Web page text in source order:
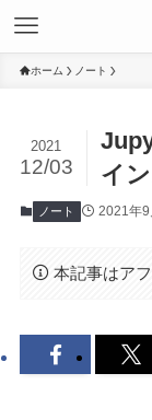
ホーム ノート
イ
2021
12/03
ノート 2021年9
本記事はア